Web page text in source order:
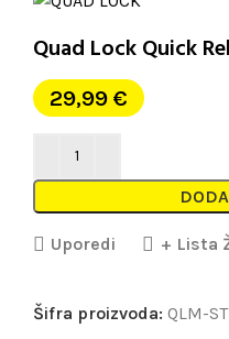
Quad Lock Quick
29,99 €
Uporedi + Lista
Šifra proizvoda: QLM-